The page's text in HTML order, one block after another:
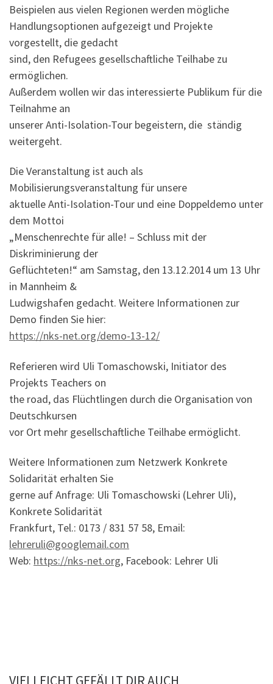
Beispielen aus vielen Regionen werden mögliche
Handlungsoptionen aufgezeigt und Projekte
vorgestellt, die gedacht
sind, den Refugees gesellschaftliche Teilhabe zu
ermöglichen.
Außerdem wollen wir das interessierte Publikum für die
Teilnahme an
unserer Anti-Isolation-Tour begeistern, die ständig
weitergeht.
Die Veranstaltung ist auch als
Mobilisierungsveranstaltung für unsere
aktuelle Anti-Isolation-Tour und eine Doppeldemo unter
dem Mottoi
„Menschenrechte für alle! – Schluss mit der
Diskriminierung der
Geflüchteten!“ am Samstag, den 13.12.2014 um 13 Uhr
in Mannheim &
Ludwigshafen gedacht. Weitere Informationen zur
Demo finden Sie hier:
https://nks-net.org/demo-13-12/
Referieren wird Uli Tomaschowski, Initiator des
Projekts Teachers on
the road, das Flüchtlingen durch die Organisation von
Deutschkursen
vor Ort mehr gesellschaftliche Teilhabe ermöglicht.
Weitere Informationen zum Netzwerk Konkrete
Solidarität erhalten Sie
gerne auf Anfrage: Uli Tomaschowski (Lehrer Uli),
Konkrete Solidarität
Frankfurt, Tel.: 0173 / 831 57 58, Email:
lehreruli@googlemail.com
Web: https://nks-net.org, Facebook: Lehrer Uli
VIELLEICHT GEFÄLLT DIR AUCH